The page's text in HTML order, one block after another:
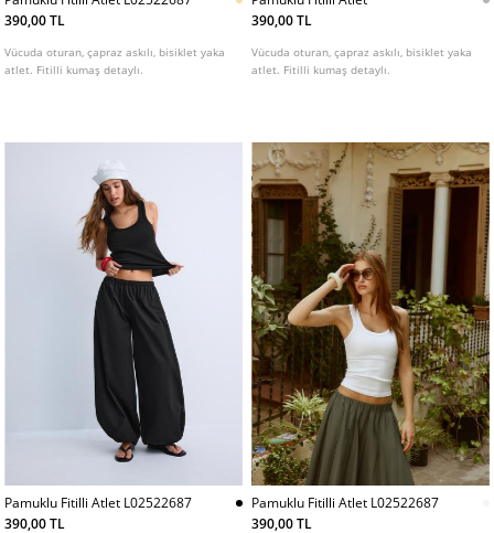
390,00 TL
Vücuda oturan, çapraz askılı, bisiklet yaka
atlet. Fitilli kumaş detaylı.
390,00 TL
Vücuda oturan, çapraz askılı, bisiklet yaka
atlet. Fitilli kumaş detaylı.
Pamuklu Fitilli Atlet L02522687
390,00 TL
Pamuklu Fitilli Atlet L02522687
390,00 TL